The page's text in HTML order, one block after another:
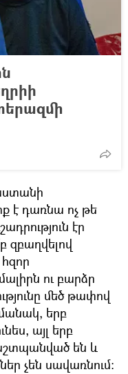
է դառնա ոչ թե
էր
զբաղվելով
ու բարձր
մեծ թափով
երբ
այլ երբ
են և
չեն սավառնում։